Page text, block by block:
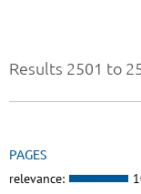
Results 2501 to
PAGES
relevance: